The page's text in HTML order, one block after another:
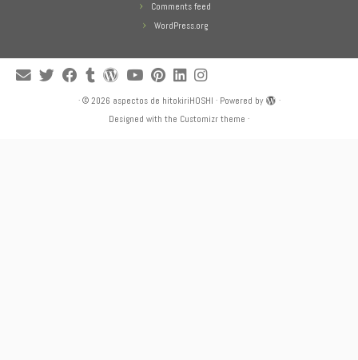
Comments feed
WordPress.org
· © 2026 aspectos de hitokiriHOSHI · Powered by
·
Designed with the Customizr theme ·